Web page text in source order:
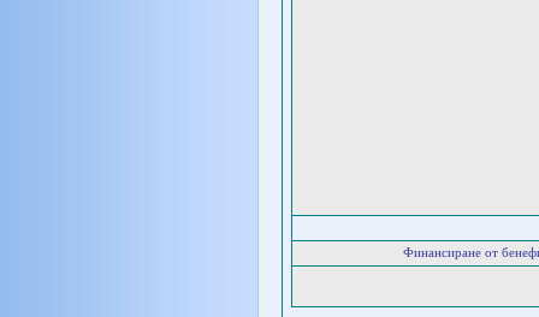
Финансиране от